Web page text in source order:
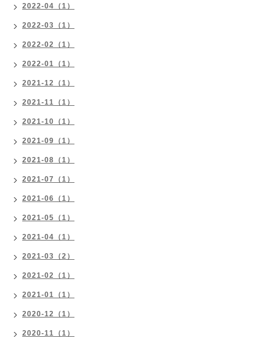
2022-04（1）
2022-03（1）
2022-02（1）
2022-01（1）
2021-12（1）
2021-11（1）
2021-10（1）
2021-09（1）
2021-08（1）
2021-07（1）
2021-06（1）
2021-05（1）
2021-04（1）
2021-03（2）
2021-02（1）
2021-01（1）
2020-12（1）
2020-11（1）